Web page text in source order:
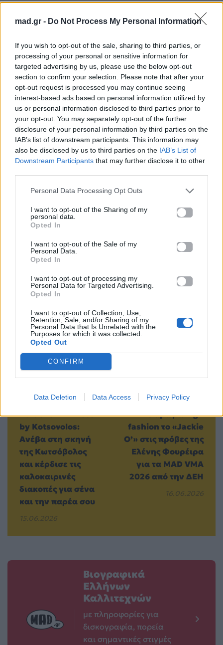
mad.gr - Do Not Process My Personal Information
If you wish to opt-out of the sale, sharing to third parties, or
processing of your personal or sensitive information for
targeted advertising by us, please use the below opt-out
section to confirm your selection. Please note that after your
opt-out request is processed you may continue seeing
interest-based ads based on personal information utilized by
us or personal information disclosed to third parties prior to
your opt-out. You may separately opt-out of the further
disclosure of your personal information by third parties on the
IAB’s list of downstream participants. This information may
also be disclosed by us to third parties on the IAB’s List of
Downstream Participants that may further disclose it to other
Personal Data Processing Opt Outs
I want to opt-out of the Sharing of my
personal data.
Opted In
I want to opt-out of the Sale of my
Personal Data.
Opted In
I want to opt-out of processing my
Personal Data for Targeted Advertising.
Opted In
I want to opt-out of Collection, Use,
Retention, Sale, and/or Sharing of my
Personal Data that Is Unrelated with the
Purposes for which it was collected.
Opted Out
CONFIRM
Data Deletion Data Access Privacy Policy
Ελένη Βιτάλη μαζί με τη μητέρα του
Για σχόλια, μηνύματα ή φωτογραφικό υλικό
σχετικά με τοMad.gr, επισκεφτείτε μας στο
Facebook , επικοινωνήστε μέσωTwitterή
ακολουθήστε μας στοInstagram.
Mad Video Music Awards
MAD VMA 2026 από την ΔΕΗ
Θοδωρής Φέρρης
Ακολουθήστε το
Mad.gr στο Google
News
Ακολουθήστε το
Μοιράσου αυτό το άρθρο
Προηγούμενο
Karaoke MADness
by Kotsovolos:
Ανέβα στη σκηνή
της Κωτσόβολος
και κέρδισε τις
καλοκαιρινές
διακοπές για σένα
και την παρέα σου
15.06.2026
Επόμενο
Με άρωμα high
fashion το «Jackie
O’» στις πρόβες της
Ελένης Φουρέιρα
για τα MAD VMA
2026 από την ΔΕΗ
16.06.2026
Βιογραφικά
Ελλήνων
Καλλιτεχνών
με πληροφορίες για
δισκογραφία, πορεία
και σημαντικές στιγμές